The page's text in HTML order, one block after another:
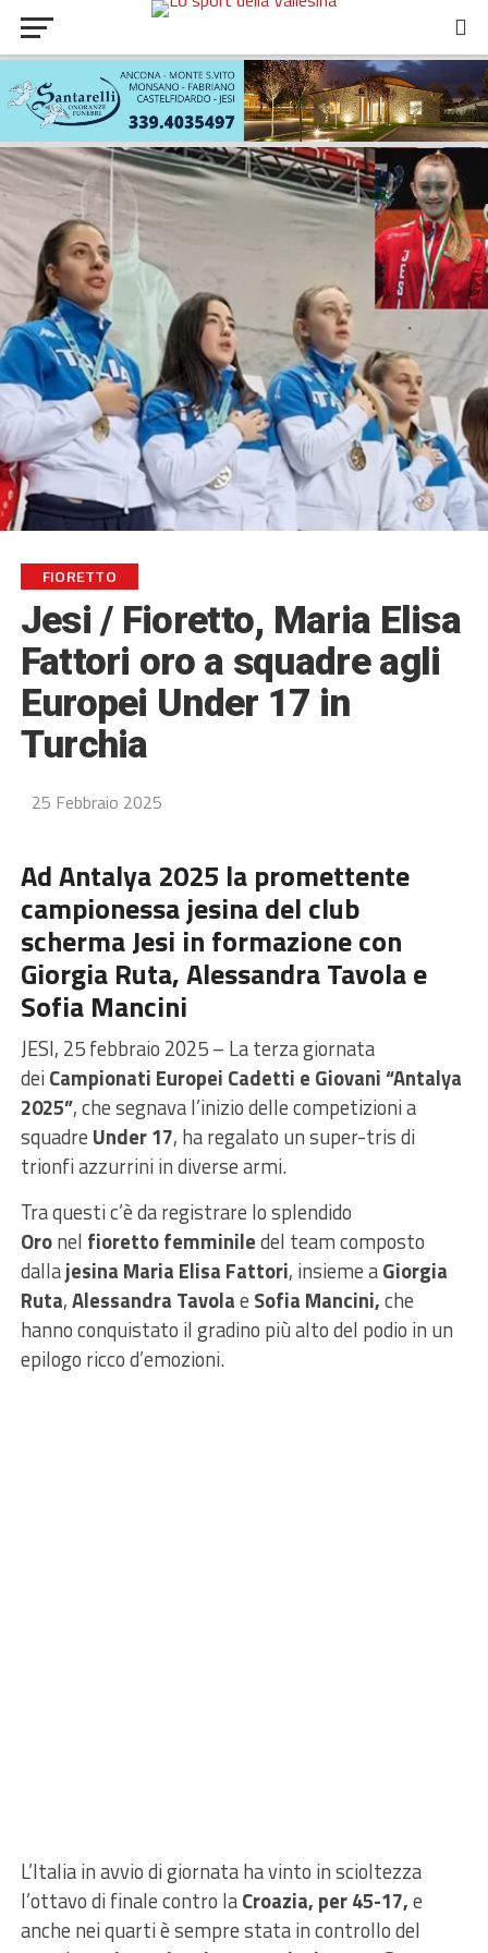
FIORETTO
Jesi / Fioretto, Maria Elisa
Fattori oro a squadre agli
Europei Under 17 in
Turchia
25 Febbraio 2025
Ad Antalya 2025 la promettente
campionessa jesina del club
scherma Jesi in formazione con
Giorgia Ruta, Alessandra Tavola e
Sofia Mancini
JESI, 25 febbraio 2025 – La terza giornata
deiCampionati Europei Cadetti e Giovani “Antalya
2025”, che segnava l’inizio delle competizioni a
squadre Under 17, ha regalato un super-tris di
trionfi azzurrini in diverse armi.
Tra questi c’è da registrare lo splendido
Oronel fioretto femminiledel team composto
dallajesina Maria Elisa Fattori, insieme aGiorgia
Ruta,Alessandra Tavolae Sofia Mancini,che
hanno conquistato il gradino più alto del podio in un
epilogo ricco d’emozioni.
L’Italia in avvio di giornata ha vinto in scioltezza
l’ottavo di finale contro laCroazia, per 45-17,e
anche nei quarti è sempre stata in controllo del